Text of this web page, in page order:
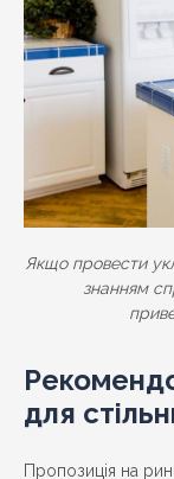
Якщо провести
знанням
для
Пропозиція на